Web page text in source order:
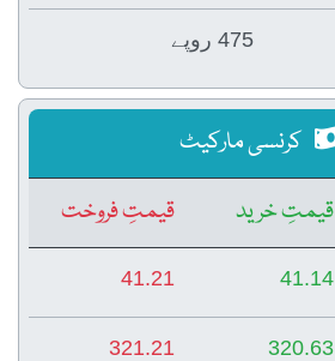
475 روپے
کرنسی مارکیٹ
قیمتِ خرید
قیمتِ فروخت
41.14
41.21
320.63
321.21